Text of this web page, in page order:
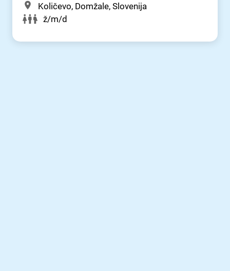
Količevo, Domžale, Slovenija
ž/m/d